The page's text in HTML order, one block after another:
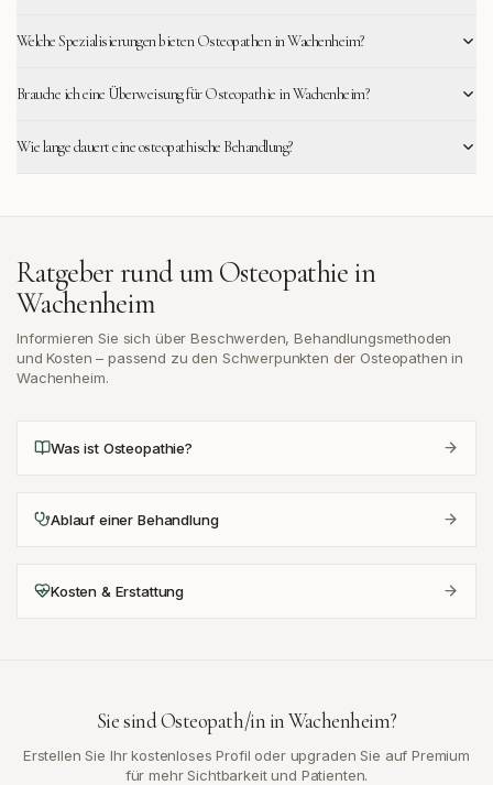
Welche Spezialisierungen bieten Osteopathen in Wachenheim?
Brauche ich eine Überweisung für Osteopathie in Wachenheim?
Wie lange dauert eine osteopathische Behandlung?
Ratgeber rund um Osteopathie in
Wachenheim
Informieren Sie sich über Beschwerden, Behandlungsmethoden
und Kosten – passend zu den Schwerpunkten der Osteopathen in
Wachenheim.
Was ist Osteopathie?
Ablauf einer Behandlung
Kosten & Erstattung
Sie sind Osteopath/in inWachenheim?
Erstellen Sie Ihr kostenloses Profil oder upgraden Sie auf Premium
für mehr Sichtbarkeit und Patienten.